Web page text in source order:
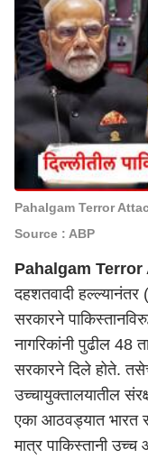
Pahalgam Terror
Source : ABP
Pahalgam Terror
दहशतवादी
सरकारने
नागरिकांनी पुढील 48
सरकारने दिले होते.
उच्चायुक्तालयातील
एका आठवड्यात भारत
मात्र पाकिस्तानी उच्च